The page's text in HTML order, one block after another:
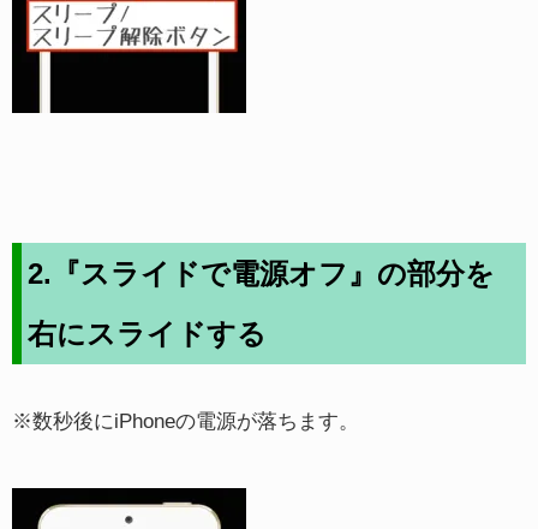
2.『スライドで電源オフ』の部分を
右にスライドする
※数秒後にiPhoneの電源が落ちます。